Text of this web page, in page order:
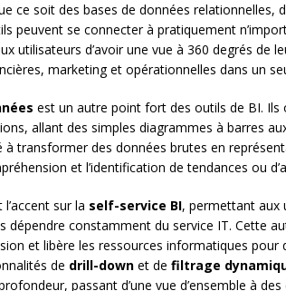
ce soit des bases de données relationnelles,
peuvent se connecter à pratiquement
utilisateurs d’avoir une vue à 360 degrés de
marketing et opérationnelles dans un
est un autre point fort des outils de BI. Ils
allant des simples diagrammes à barres
à transformer des données brutes en
et l’identification de tendances ou
sur la self-service BI, permettant aux
dépendre constamment du service IT. Cette
et libère les ressources informatiques pour
de drill-down et de filtrage
passant d’une vue d’ensemble à